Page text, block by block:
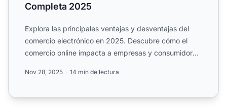
Completa 2025
Explora las principales ventajas y desventajas del
comercio electrónico en 2025. Descubre cómo el
comercio online impacta a empresas y consumidores,
Nov 28, 2025 14 min de lectura